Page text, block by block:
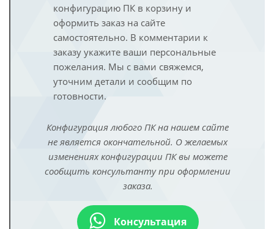
конфигурацию ПК в корзину и
оформить заказ на сайте
самостоятельно. В комментарии к
заказу укажите ваши персональные
пожелания. Мы с вами свяжемся,
уточним детали и сообщим по
готовности.
Конфигурация любого ПК на нашем сайте
не является окончательной. О желаемых
изменениях конфигурации ПК вы можете
сообщить консультанту при оформлении
заказа.
Консультация